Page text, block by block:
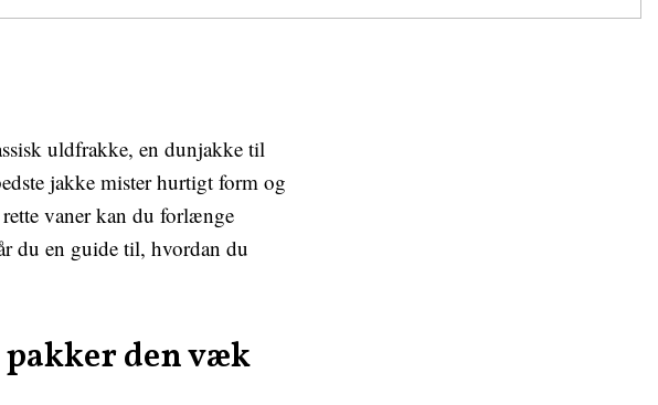
uldfrakke, en dunjakke til
jakke mister hurtigt form og
vaner kan du forlænge
du en guide til, hvordan du
den væk